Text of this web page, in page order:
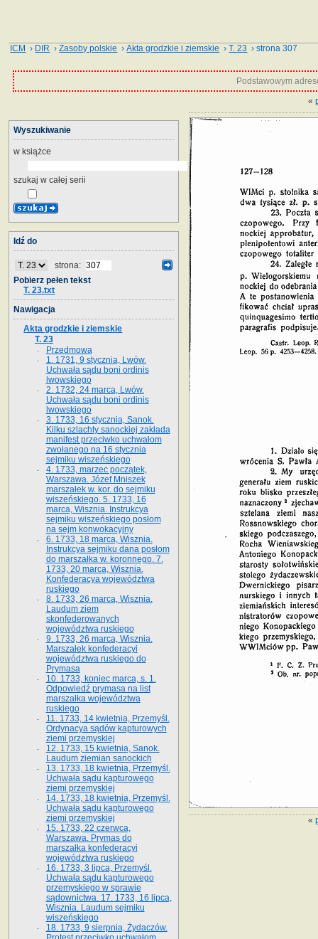
ICM › DIR ›Zasoby polskie ›Akta grodzkie i ziemskie ›T. 23 › strona 307
Podstawowym
«
«
Wyszukiwanie
w książce
szukaj w całej serii
Idź do
strona:
Pobierz pełen tekst
T. 23.txt
Nawigacja
Akta grodzkie i ziemskie
T. 23
Przedmowa
1. 1731, 9 stycznia, Lwów.
Uchwała sądu boni ordinis
lwowskiego
2. 1732, 24 marca, Lwów.
Uchwała sądu boni ordinis
lwowskiego
3. 1733, 16 stycznia, Sanok.
Kilku szlachty sanockiej zakłada
manifest przeciwko uchwałom
zwołanego na 16 stycz­nia
sejmiku wiszeńskiego
4. 1733, marzec początek,
Warszawa. Józef Mniszek
marszałek w. kor. do sejmiku
wiszeńskiego. 5. 1733, 16
marca, Wisznia. Instrukcya
sejmiku wiszeńskiego posłom
na sejm konwokacyjny
6. 1733, 18 marca, Wisznia.
Instrukcya sejmiku dana posłom
do marszałka w. koronnego. 7.
1733, 20 marca, Wisznia.
Konfederacya województwa
ruskiego
8. 1733, 26 marca, Wisznia.
Laudum ziem
skonfederowanych
województwa ruskiego
9. 1733, 26 marca, Wisznia.
Marszałek konfederacyi
województwa ruskiego do
Prymasa
10. 1733, koniec marca, s. 1.
Odpowiedź prymasa na list
marszałka województwa
ruskiego
11. 1733, 14 kwietnia, Przemyśl.
Ordynacya sądów kapturowych
ziemi przemyskiej
12. 1733, 15 kwietnia, Sanok.
Laudum ziemian sanockich
13. 1733, 18 kwietnia, Przemyśl.
Uchwała sądu kapturowego
ziemi przemyskiej
14. 1733, 18 kwietnia, Przemyśl.
Uchwała sądu kapturowego
ziemi przemyskiej
15. 1733, 22 czerwca,
Warszawa. Prymas do
marszałka konfederacyi
województwa ruskiego
16. 1733, 3 lipca, Przemyśl.
Uchwała sądu kapturowego
przemyskiego w sprawie
sądownictwa. 17. 1733, 16 lipca,
Wisznia. Laudum sejmiku
wiszeńskiego
18. 1733, 9 sierpnia, Żydaczów.